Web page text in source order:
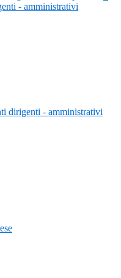
- amministrativi
dirigenti - amministrativi